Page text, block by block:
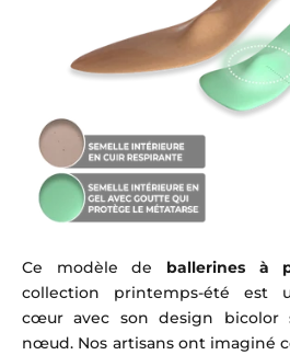
Ce modèle de ballerines à
collection printemps-été est
cœur avec son design
nœud. Nos artisans ont imaginé